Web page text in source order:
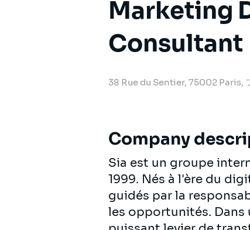
Marketing
Consultant
38 Rue du Sentier, 75002 Paris,
Company
Sia est un groupe
1999. Nés à l'ère du
guidés par la
les opportunités. Dans